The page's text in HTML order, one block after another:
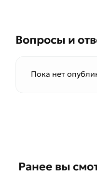
Вопросы и
Пока нет
Ранее вы